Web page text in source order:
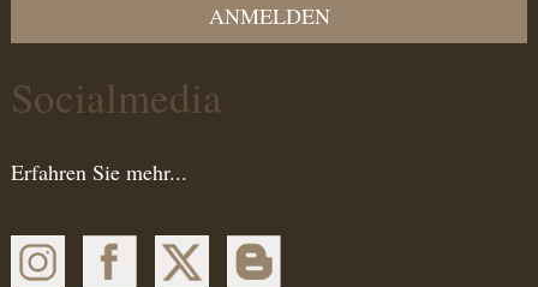
ANMELDEN
Socialmedia
Erfahren Sie mehr...